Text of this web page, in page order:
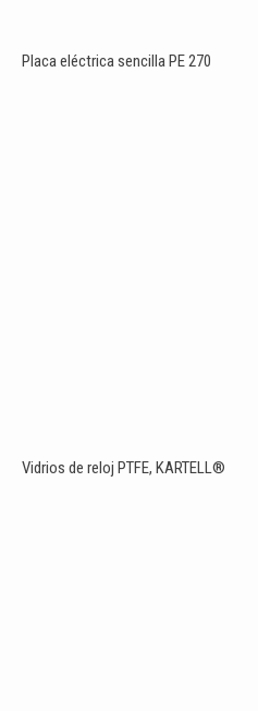
Placa eléctrica sencilla PE 270
Vidrios de reloj PTFE, KARTELL®